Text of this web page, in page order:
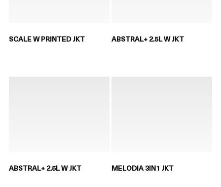
SCALE W PRINTED JKT ABSTRAL+ 2.5L W JKT
ABSTRAL+ 2.5L W JKT MELODIA 3IN1 JKT